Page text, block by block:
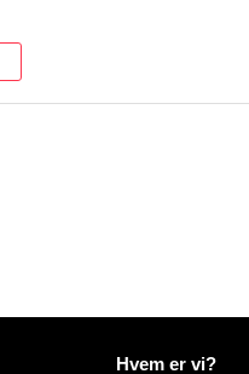
Mer
Hvem er vi?